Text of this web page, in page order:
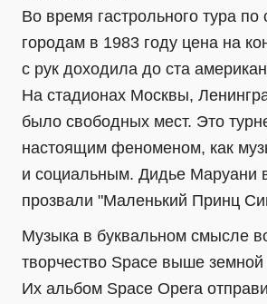
Во время гастрольного тура по
городам в 1983 году цена на
с рук доходила до ста
На стадионах Москвы,
было свободных мест. Это
настоящим феноменом, как
и социальным. Дидье Маруани
прозвали "Маленький Принц
Музыка в буквальном смысле
творчество Space выше
Их альбом Space Opera